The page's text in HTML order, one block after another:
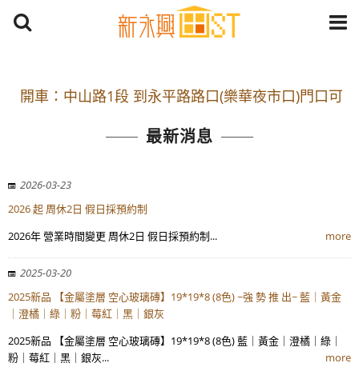
開車：中山路1段 到永平路路口(樂華夜市口)門口可
捷運： 中和線【頂溪站 2 號出口】往中山路1段139
捷運： 中和線【頂溪站 2 號出口】往中山路1段139
原Line已滿 無法加Line好友 請親愛的客戶加入
最新消息
2026-03-23
2026 起 周休2日 假日採預約制
2026年 營業時間變更 周休2日 假日採預約制...
more
2025-03-20
2025新品 【金屬塗層 空心玻璃磚】19*19*8 (8色) ~強 勢 推 出~ 藍｜黃金
｜澄橘｜綠｜粉｜莓紅｜黑｜銀灰
2025新品 【金屬塗層 空心玻璃磚】19*19*8 (8色) 藍｜黃金｜澄橘｜綠｜
粉｜莓紅｜黑｜銀灰...
more